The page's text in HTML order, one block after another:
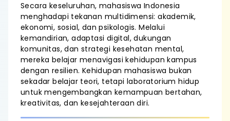
Secara keseluruhan, mahasiswa Indonesia
menghadapi tekanan multidimensi: akademik,
ekonomi, sosial, dan psikologis. Melalui
kemandirian, adaptasi digital, dukungan
komunitas, dan strategi kesehatan mental,
mereka belajar menavigasi kehidupan kampus
dengan resilien. Kehidupan mahasiswa bukan
sekadar belajar teori, tetapi laboratorium hidup
untuk mengembangkan kemampuan bertahan,
kreativitas, dan kesejahteraan diri.